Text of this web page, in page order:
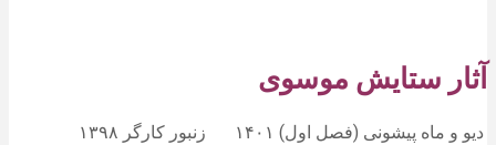
آثار ستایش موسوی
دیو و ماه پیشونی (فصل اول) ۱۴۰۱
زنبور کارگر ۱۳۹۸